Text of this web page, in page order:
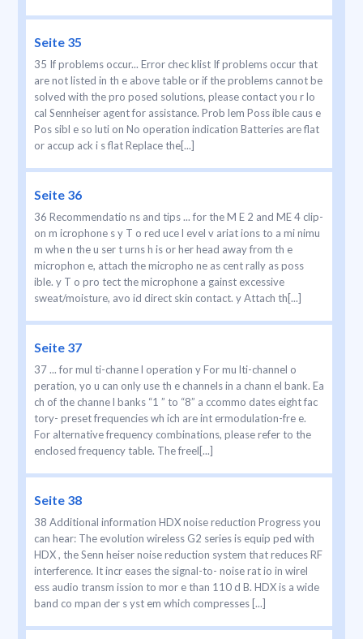
Seite 35
35 If problems occur... Error chec klist If problems occur that
are not listed in th e above table or if the problems cannot be
solved with the pro posed solutions, please contact you r lo
cal Sennheiser agent for assistance. Prob lem Poss ible caus e
Pos sibl e so luti on No operation indication Batteries are flat
or accup ack i s flat Replace the[...]
Seite 36
36 Recommendatio ns and tips ... for the M E 2 and ME 4 clip-
on m icrophone s y T o red uce l evel v ariat ions to a mi nimu
m whe n the u ser t urns h is or her head away from th e
microphon e, attach the micropho ne as cent rally as poss
ible. y T o pro tect the microphone a gainst excessive
sweat/moisture, avo id direct skin contact. y Attach th[...]
Seite 37
37 ... for mul ti-channe l operation y For mu lti-channel o
peration, yo u can only use th e channels in a chann el bank. Ea
ch of the channe l banks “1 ” to “8” a ccommo dates eight fac
tory- preset frequencies wh ich are int ermodulation-fre e.
For alternative frequency combinations, please refer to the
enclosed frequency table. The freel[...]
Seite 38
38 Additional information HDX noise reduction Progress you
can hear: The evolution wireless G2 series is equip ped with
HDX , the Senn heiser noise reduction system that reduces RF
interference. It incr eases the signal-to- noise rat io in wirel
ess audio transm ission to mor e than 110 d B. HDX is a wide
band co mpan der s yst em which compresses [...]